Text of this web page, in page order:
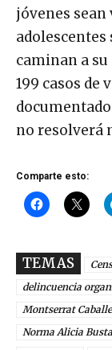
jóvenes sean
adolescentes
caminan a su
199 casos de
no resolverá
Comparte esto:
TEMAS
delincuencia
Montserrat
Norma Alicia